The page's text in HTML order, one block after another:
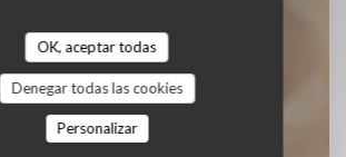
OK, aceptar todas
Denegar todas las cookies
Personalizar